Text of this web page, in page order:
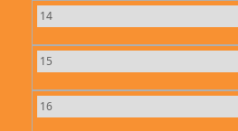
14
15
16